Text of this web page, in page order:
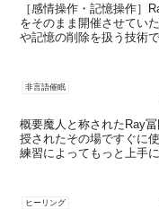
［感情操作・記憶操作］
をそのまま開催させてい
や記憶の削除を扱う技術
非言語催眠
概要魔人と称されたRay
授されたその場ですぐに
練習によってもっと上手
ヒーリング